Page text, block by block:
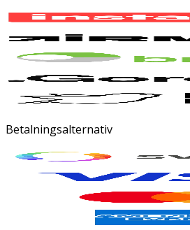
Betalningsalternativ